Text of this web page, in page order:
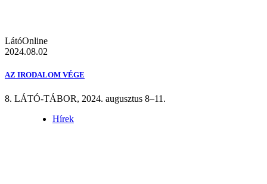
LátóOnline
2024.08.02
AZ IRODALOM VÉGE
8. LÁTÓ-TÁBOR, 2024. augusztus 8–11.
Hírek